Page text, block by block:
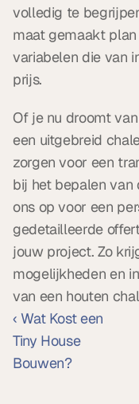
volledig te
maat gemaakt
variabelen die van
prijs.
Of je nu droomt
een uitgebreid
zorgen voor een
bij het bepalen van
ons op voor een
gedetailleerde
jouw project. Zo
mogelijkheden en
van een houten
‹ Wat Kost een
Tiny House
Bouwen?